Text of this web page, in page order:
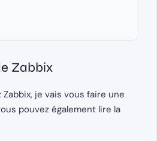
Zabbix
je vais vous faire une
pouvez également lire la